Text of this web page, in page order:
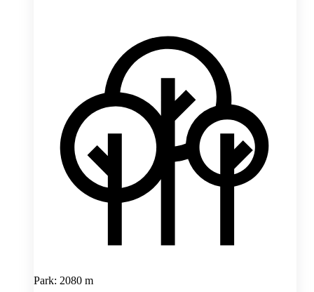
Park: 2080 m